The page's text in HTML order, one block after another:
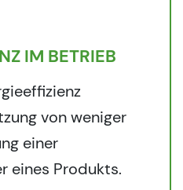
IM BETRIEB
von weniger
einer
eines Produkts.